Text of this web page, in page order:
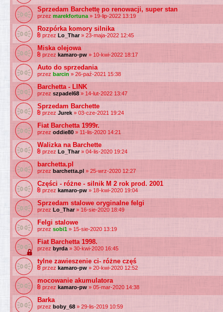
Sprzedam Barchettę po renowacji, super stan
przez marekfortuna » 19-lip-2022 13:19
Rozpórka komory silnika
przez Lo_Thar» 23-maja-2022 12:45
Miska olejowa
przez kamaro-pw » 10-kwi-2022 18:17
Auto do sprzedania
przez barcin » 26-paź-2021 15:38
Barchetta - LINK
przez szpadel68 » 14-lut-2022 13:47
Sprzedam Barchette
przez Jurek » 03-cze-2021 19:24
Fiat Barchetta 1999r.
przez oddie80 » 11-lis-2020 14:21
Walizka na Barchette
przez Lo_Thar» 04-lis-2020 19:24
barchetta.pl
przez barchetta.pl » 25-wrz-2020 12:27
Części - różne - silnik M 2 rok prod. 2001
przez kamaro-pw » 18-kwi-2020 19:04
Sprzedam stalowe oryginalne felgi
przez Lo_Thar» 16-sie-2020 18:49
Felgi stalowe
przez sobi1 » 15-sie-2020 13:19
Fiat Barchetta 1998.
przez byrda » 30-kwi-2020 16:45
tylne zawieszenie ci- różne częś
przez kamaro-pw » 20-kwi-2020 12:52
mocowanie akumulatora
przez kamaro-pw » 05-mar-2020 14:38
Barka
przez boby_68 » 29-lis-2019 10:59